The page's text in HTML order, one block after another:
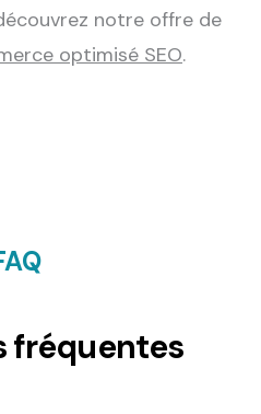
notre offre de
optimisé SEO.
fréquentes